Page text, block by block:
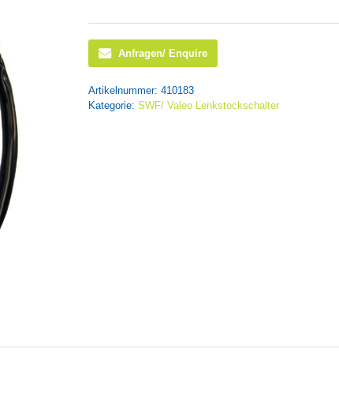
Anfragen/ Enquire
Artikelnummer: 410183
Kategorie: SWF/ Valeo Lenkstockschalter